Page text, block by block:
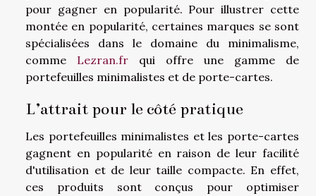
pour gagner en popularité. Pour illustrer cette
montée en popularité, certaines marques se sont
spécialisées dans le domaine du minimalisme,
comme Lezran.fr qui offre une gamme de
portefeuilles minimalistes et de porte-cartes.
L’attrait pour le côté pratique
Les portefeuilles minimalistes et les porte-cartes
gagnent en popularité en raison de leur facilité
d'utilisation et de leur taille compacte. En effet,
ces produits sont conçus pour optimiser